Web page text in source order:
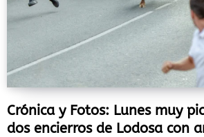
Crónica y Fotos: Lunes muy
dos encierros de Lodosa con